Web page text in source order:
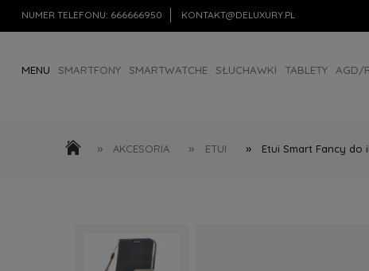
NUMER TELEFONU: 666666950 KONTAKT@DELUXURY.PL
MENU SMARTFONY SMARTWATCHE SŁUCHAWKI TABLETY AGD/
» AKCESORIA » ETUI » Etui Smart Fancy do